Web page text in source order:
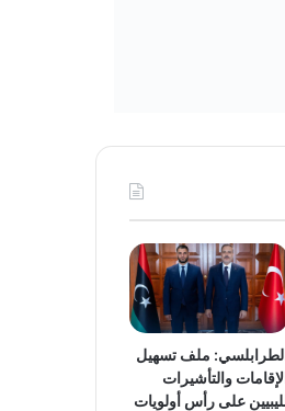
ملف تسهيل
والتأشيرات
على رأس أولويات